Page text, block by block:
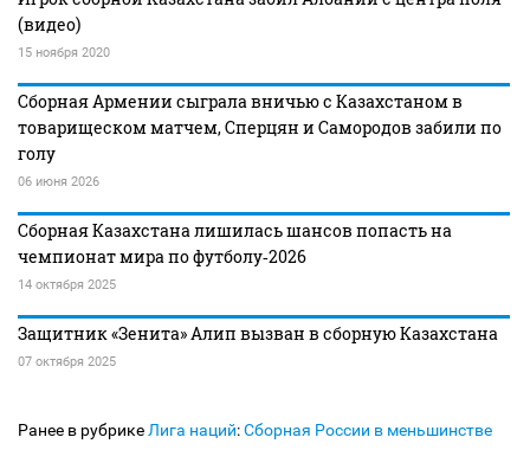
(видео)
15 ноября 2020
Сборная Армении сыграла вничью с Казахстаном в
товарищеском матчем, Сперцян и Самородов забили по
голу
06 июня 2026
Сборная Казахстана лишилась шансов попасть на
чемпионат мира по футболу‑2026
14 октября 2025
Защитник «Зенита» Алип вызван в сборную Казахстана
07 октября 2025
Ранее в рубрике Лига наций:Сборная России в меньшинстве